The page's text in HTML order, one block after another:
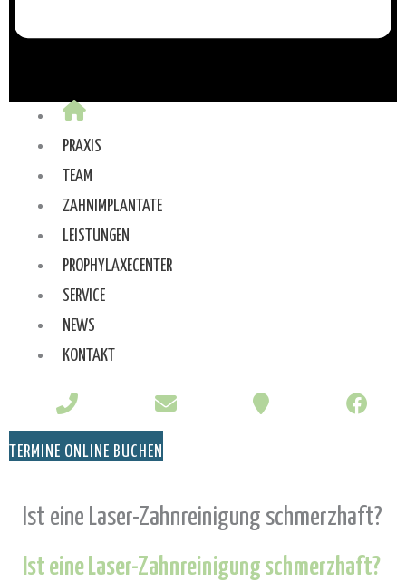
PRAXIS
TEAM
ZAHNIMPLANTATE
LEISTUNGEN
PROPHYLAXECENTER
SERVICE
NEWS
KONTAKT
TERMINE ONLINE BUCHEN
Ist eine Laser-Zahnreinigung schmerzhaft?
Ist eine Laser-Zahnreinigung schmerzhaft?